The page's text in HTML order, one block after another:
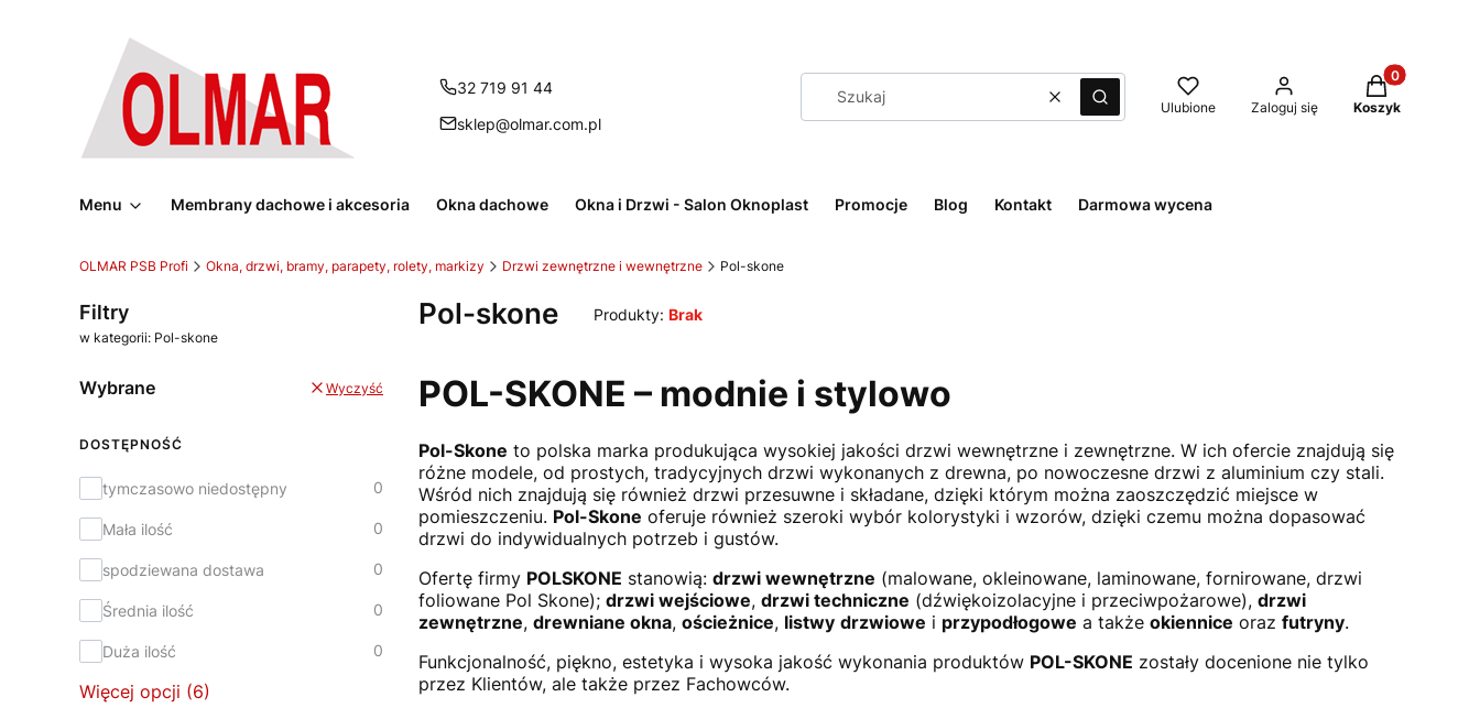
32 719 91 44
sklep@olmar.com.pl
WyczyśćSzukaj Ulubione Zaloguj się
Produkty w
Koszyk
Menu Membrany dachowe i akcesoria Okna dachowe Okna i Drzwi - Salon Oknoplast Promocje Blog Kontakt Darmowa wycena
OLMAR PSB Profi Okna, drzwi, bramy, parapety, rolety, markizy Drzwi zewnętrzne i wewnętrzne Pol-skone
Filtry
w kategorii: Pol-skone
Wybrane Wyczyść
DOSTĘPNOŚĆ
Dostępność
tymczasowo niedostępny 0
Mała ilość 0
spodziewana dostawa 0
Średnia ilość 0
Duża ilość 0
Więcej opcji (6)
Pol-skone Produkty: Brak
POL-SKONE – modnie i stylowo
Pol-Skone to polska marka produkująca wysokiej jakości drzwi wewnętrzne i zewnętrzne. W ich ofercie znajdują się
różne modele, od prostych, tradycyjnych drzwi wykonanych z drewna, po nowoczesne drzwi z aluminium czy stali.
Wśród nich znajdują się również drzwi przesuwne i składane, dzięki którym można zaoszczędzić miejsce w
pomieszczeniu. Pol-Skone oferuje również szeroki wybór kolorystyki i wzorów, dzięki czemu można dopasować
drzwi do indywidualnych potrzeb i gustów.
Ofertę firmy POLSKONE stanowią: drzwi wewnętrzne (malowane, okleinowane, laminowane, fornirowane, drzwi
foliowane Pol Skone); drzwi wejściowe, drzwi techniczne (dźwiękoizolacyjne i przeciwpożarowe), drzwi
zewnętrzne, drewniane okna, ościeżnice, listwy drzwiowe i przypodłogowe a także okiennice oraz futryny.
Funkcjonalność, piękno, estetyka i wysoka jakość wykonania produktów POL-SKONE zostały docenione nie tylko
przez Klientów, ale także przez Fachowców.